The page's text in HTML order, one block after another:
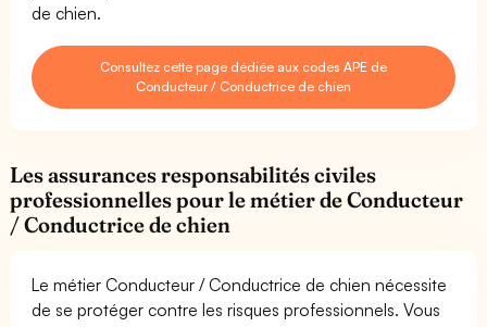
de chien.
Consultez cette page dédiée aux codes APE de
Conducteur / Conductrice de chien
Les assurances responsabilités civiles
professionnelles pour le métier de Conducteur
/ Conductrice de chien
Le métier Conducteur / Conductrice de chien nécessite
de se protéger contre les risques professionnels. Vous